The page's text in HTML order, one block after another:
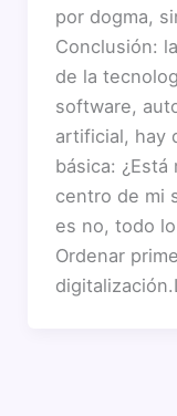
por dogma,
Conclusión:
de la
software,
artificial, hay
básica:
centro de mi
es no, todo
Ordenar